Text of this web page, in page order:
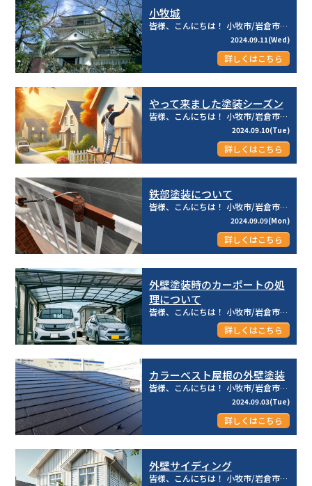
小牧城
皆様、こんにちは！ 小牧市/岩倉市を中心とした地域密着型☆彡 建物のメンテナンス専門店のリライフ株式...
2024.09.11(Wed)
詳しくはこちら
やって来ました塗装シーズン
皆様、こんにちは！ 小牧市/岩倉市を中心とした地域密着型☆彡 建物のメンテナンス専門店のリライフ株式...
2024.09.10(Tue)
詳しくはこちら
鉄部塗装について
皆様、こんにちは！ 小牧市/岩倉市を中心とした地域密着型☆彡 建物のメンテナンス専門店のリライフ株式...
2024.09.09(Mon)
詳しくはこちら
外壁塗装時のカーポートの処
理について
皆様、こんにちは！ 小牧市/岩倉市を中心とした地域密着型☆彡 建物のメンテナンス専門店のリライフ株式...
2024.09.04(Wed)
詳しくはこちら
カラーベスト屋根の外壁塗装
皆様、こんにちは！ 小牧市/岩倉市を中心とした地域密着型☆彡 建物のメンテナンス専門店のリライフ株式...
2024.09.03(Tue)
詳しくはこちら
外壁サイディング
皆様、こんにちは！ 小牧市/岩倉市を中心とした地域密着型☆彡 建物のメンテナンス専門店のリライフ株式...